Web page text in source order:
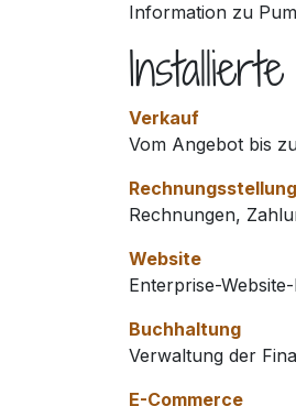
Information zu
Verkauf
Vom Angebot bis
Rechnungsstellung
Rechnungen,
Website
Enterprise-
Buchhaltung
Verwaltung der
E-Commerce